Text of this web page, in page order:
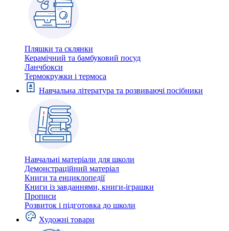
Пляшки та склянки
Керамічний та бамбуковий посуд
Ланчбокси
Термокружки і термоса
Навчальна література та розвиваючі посібники
Навчальні матеріали для школи
Демонстраційний матеріал
Книги та енциклопедії
Книги із завданнями, книги-іграшки
Прописи
Розвиток і підготовка до школи
Художні товари